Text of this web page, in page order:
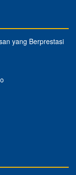
yang Berprestasi